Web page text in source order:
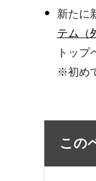
新たに
テム（
トッ
※初め
この